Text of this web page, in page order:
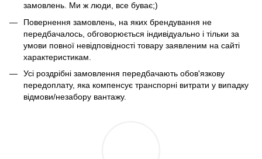
замовлень. Ми ж люди, все буває;)
Повернення замовлень, на яких брендування не
передбачалось, обговорюється індивідуально і тільки за
умови повної невідповідності товару заявленим на сайті
характеристикам.
Усі роздрібні замовлення передбачають обов'язкову
передоплату, яка компенсує транспорні витрати у випадку
відмови/незабору вантажу.